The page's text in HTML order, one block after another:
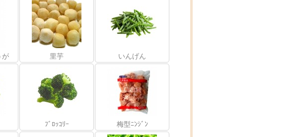
が 里芋 いんげん
ﾌﾞﾛｯｺﾘｰ 梅型ﾆﾝｼﾞﾝ